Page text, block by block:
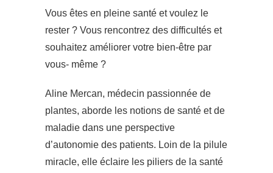
Vous êtes en pleine santé et voulez le
rester ? Vous rencontrez des difficultés et
souhaitez améliorer votre bien-être par
vous- même ?
Aline Mercan, médecin passionnée de
plantes, aborde les notions de santé et de
maladie dans une perspective
d’autonomie des patients. Loin de la pilule
miracle, elle éclaire les piliers de la santé